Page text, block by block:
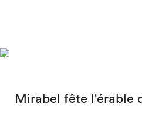
Mirabel fête l'érable